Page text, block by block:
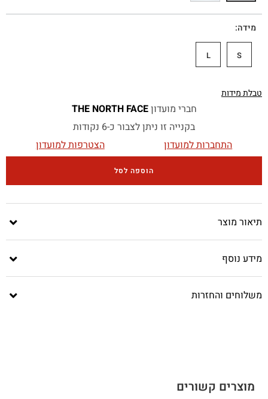
מידה
S
L
טבלת מידות
חברי מועדוןTHE NORTH FACE
בקנייה זו ניתן לצבור כ-6 נקודות
התחברות למועדון
הצטרפות למועדון
הוספה לסל
תיאור מוצר
מידע נוסף
משלוחים והחזרות
מוצרים קשורים